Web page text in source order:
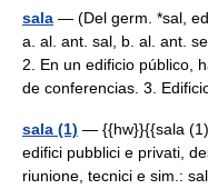
sala — (Del germ. *sal,
a. al. ant. sal, b. al. ant.
2. En un edificio público,
de conferencias. 3.
sala (1) — {{hw}}{{sala
edifici pubblici e privati,
riunione, tecnici e sim.: